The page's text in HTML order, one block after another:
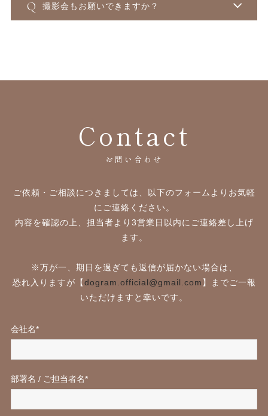
撮影会もお願いできますか？
Contact
お問い合わせ
ご依頼・ご相談につきましては、以下のフォームよりお気軽
にご連絡ください。
内容を確認の上、担当者より3営業日以内にご連絡差し上げ
ます。
※万が一、期日を過ぎても返信が届かない場合は、
恐れ入りますが【dogram.official@gmail.com 】までご一報
いただけますと幸いです。
会社名*
部署名 / ご担当者名*